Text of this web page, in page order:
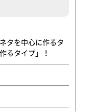
タを中心に作るタ
るタイプ」！